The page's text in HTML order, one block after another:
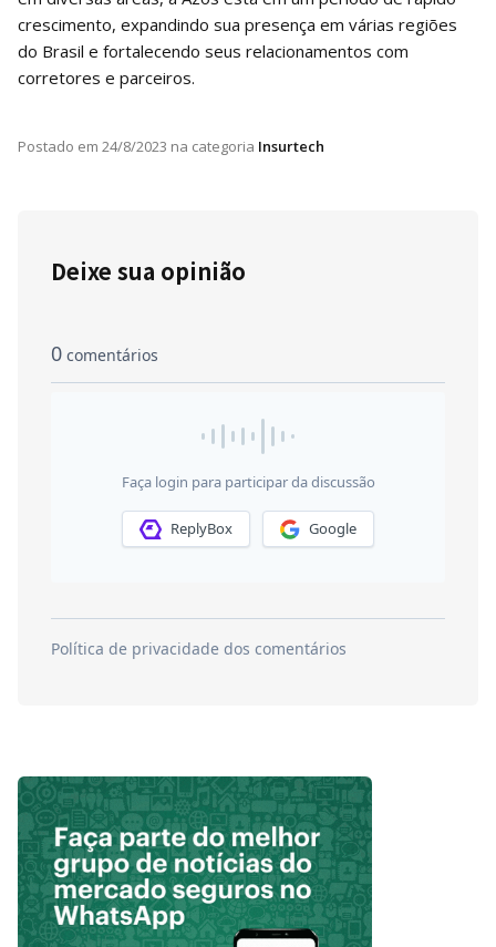
crescimento, expandindo sua presença em várias regiões
do Brasil e fortalecendo seus relacionamentos com
corretores e parceiros.
Postado em 24/8/2023 na categoria Insurtech
Deixe sua opinião